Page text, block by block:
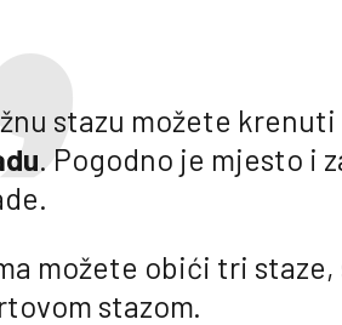
stazu možete krenuti
. Pogodno je mjesto i
možete obići tri
stazom.